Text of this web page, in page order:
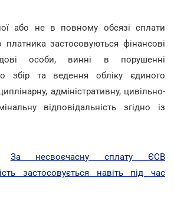
або не в повному обсязі сплати
застосовуються фінансові
особи, винні в порушенні
збір та ведення обліку єдиного
адміністративну, цивільно-
відповідальність згідно із
За несвоєчасну сплату ЄСВ
застосовується навіть під час